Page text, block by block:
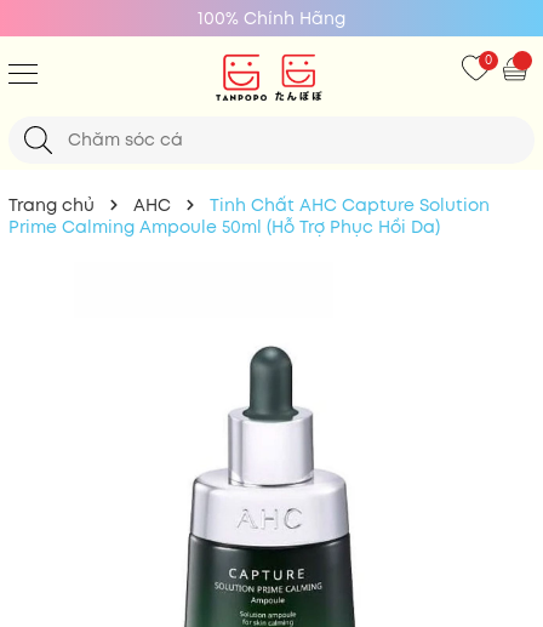
100% Chính Hãng
0
Trang chủ AHC
Tinh Chất AHC Capture Solution
Prime Calming Ampoule 50ml (Hỗ Trợ Phục Hồi Da)